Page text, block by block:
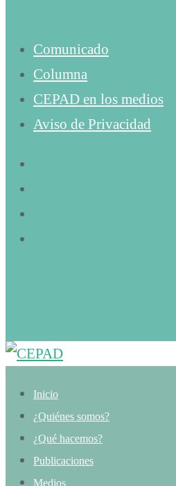
Comunicado
Columna
CEPAD en los medios
Aviso de Privacidad
Inicio
¿Quiénes somos?
¿Qué hacemos?
Publicaciones
Medios